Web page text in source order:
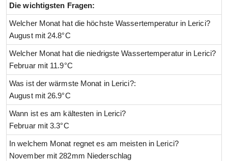
Die wichtigsten Fragen:
Welcher Monat hat die höchste Wassertemperatur in Lerici?
August mit 24.8°C
Welcher Monat hat die niedrigste Wassertemperatur in Lerici?
Februar mit 11.9°C
Was ist der wärmste Monat in Lerici?:
August mit 26.9°C
Wann ist es am kältesten in Lerici?
Februar mit 3.3°C
In welchem Monat regnet es am meisten in Lerici?
November mit 282mm Niederschlag